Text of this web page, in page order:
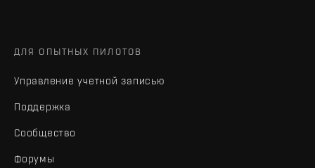
ДЛЯ ОПЫТНЫХ ПИЛОТОВ
Управление учетной записью
Поддержка
Сообщество
Форумы